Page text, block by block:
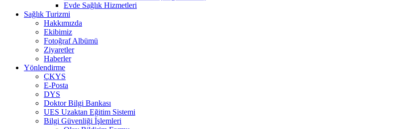
Evde Sağlık Hizmetleri
Sağlık Turizmi
Hakkımızda
Ekibimiz
Fotoğraf Albümü
Ziyaretler
Haberler
Yönlendirme
ÇKYS
E-Posta
DYS
Doktor Bilgi Bankası
UES Uzaktan Eğitim Sistemi
Bilgi Güvenliği İşlemleri